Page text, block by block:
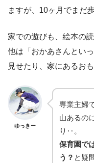
ますが、10ヶ月でまだ
家での遊びも、絵本の
他は「おかあさんとい
見せたり、家にあるお
ゆっきー
専業主婦
山あるの
り‥。
保育園で
う？ と疑